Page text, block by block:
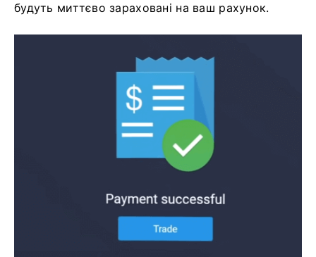
будуть миттєво зараховані на ваш рахунок.